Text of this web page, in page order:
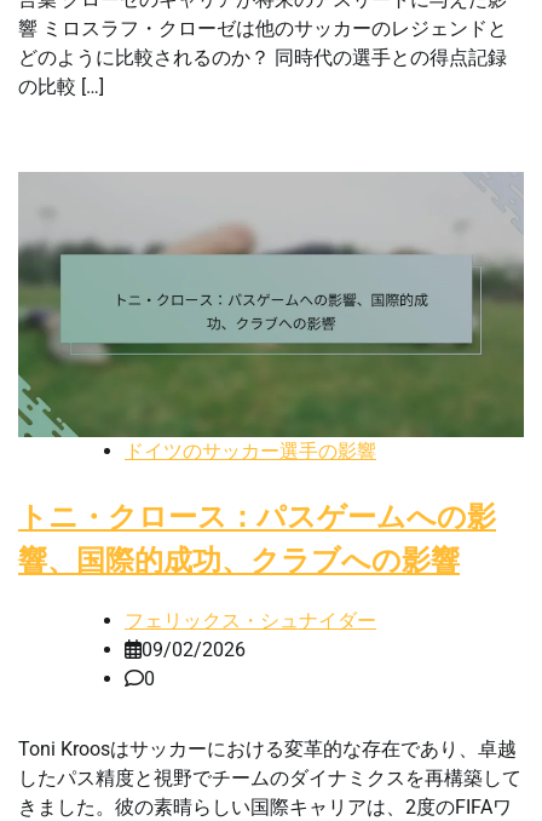
響 ミロスラフ・クローゼは他のサッカーのレジェンドと
どのように比較されるのか？ 同時代の選手との得点記録
の比較 […]
ドイツのサッカー選手の影響
トニ・クロース：パスゲームへの影
響、国際的成功、クラブへの影響
フェリックス・シュナイダー
09/02/2026
0
Toni Kroosはサッカーにおける変革的な存在であり、卓越
したパス精度と視野でチームのダイナミクスを再構築して
きました。彼の素晴らしい国際キャリアは、2度のFIFAワ